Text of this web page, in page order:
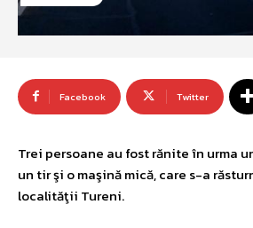
Facebook Twitter
Trei persoane au fost rănite în urma
un tir şi o maşină mică, care s-a
localităţii Tureni.